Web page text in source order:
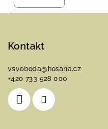
Kontakt
vsvoboda@ hosana.cz
+420 733 528 000